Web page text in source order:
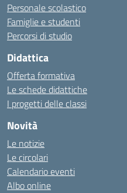
Personale scolastico
Famiglie e studenti
Percorsi di studio
Didattica
Offerta formativa
Le schede didattiche
I progetti delle classi
Novità
Le notizie
Le circolari
Calendario eventi
Albo online